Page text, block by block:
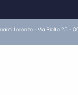
Lorenzo - Via Rialto 25 -